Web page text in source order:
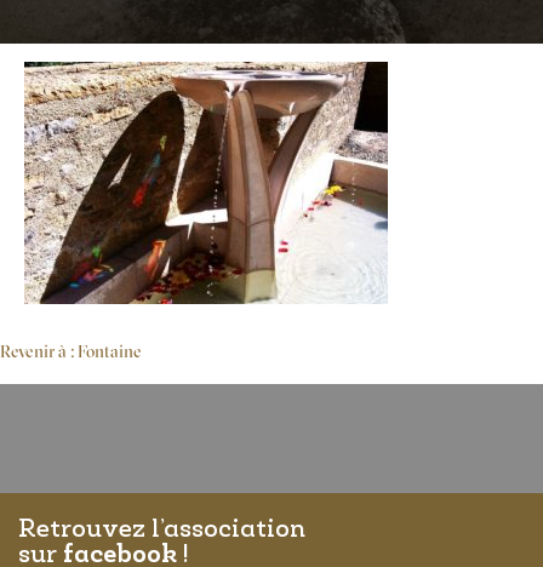
Revenir à : Fontaine
Retrouvez l’association
sur facebook !